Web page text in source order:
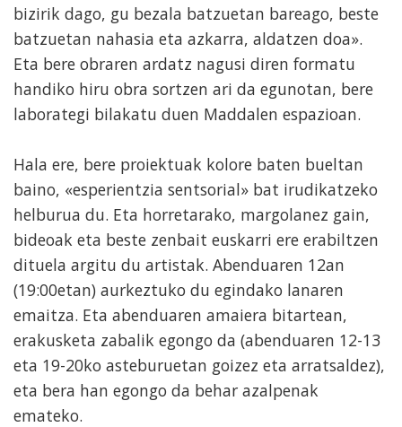
bizirik dago, gu bezala batzuetan bareago, beste
batzuetan nahasia eta azkarra, aldatzen doa».
Eta bere obraren ardatz nagusi diren formatu
handiko hiru obra sortzen ari da egunotan, bere
laborategi bilakatu duen Maddalen espazioan.
Hala ere, bere proiektuak kolore baten bueltan
baino, «esperientzia sentsorial» bat irudikatzeko
helburua du. Eta horretarako, margolanez gain,
bideoak eta beste zenbait euskarri ere erabiltzen
dituela argitu du artistak. Abenduaren 12an
(19:00etan) aurkeztuko du egindako lanaren
emaitza. Eta abenduaren amaiera bitartean,
erakusketa zabalik egongo da (abenduaren 12-13
eta 19-20ko asteburuetan goizez eta arratsaldez),
eta bera han egongo da behar azalpenak
emateko.